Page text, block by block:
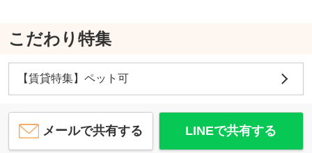
こだわり特集
【賃貸特集】ペット可
メールで共有する LINEで共有する